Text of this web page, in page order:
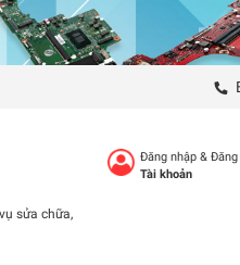
sửa chữa,
Đăng nhập & Đăng
Tài khoản